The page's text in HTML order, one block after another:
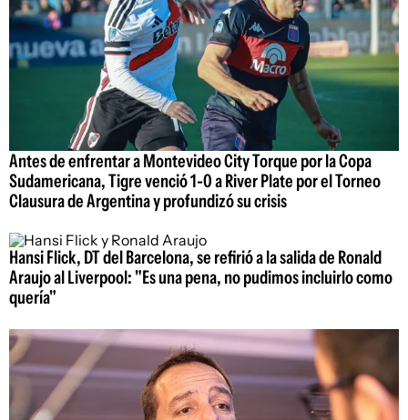
Antes de enfrentar a Montevideo City Torque por la Copa
Sudamericana, Tigre venció 1-0 a River Plate por el Torneo
Clausura de Argentina y profundizó su crisis
Hansi Flick, DT del Barcelona, se refirió a la salida de Ronald
Araujo al Liverpool: "Es una pena, no pudimos incluirlo como
quería"